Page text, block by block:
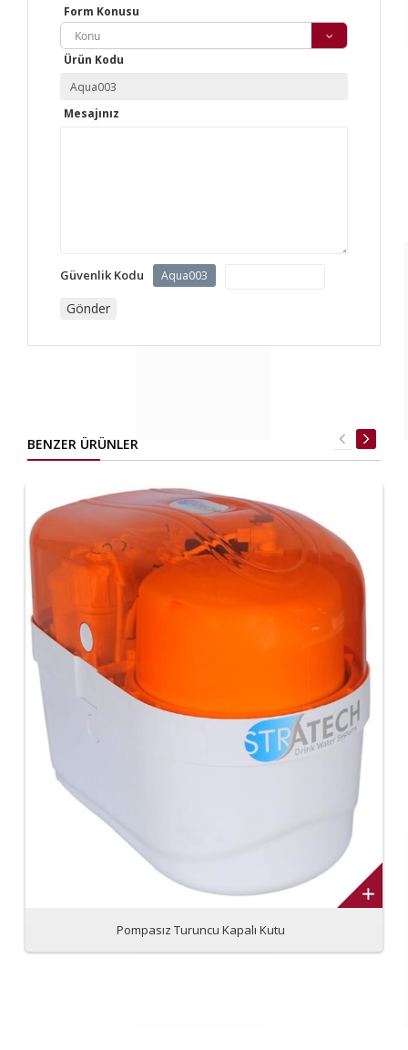
Form Konusu
Konu
Ürün Kodu
Mesajınız
Güvenlik Kodu Aqua003
BENZER ÜRÜNLER
Pompasız Turuncu Kapalı Kutu